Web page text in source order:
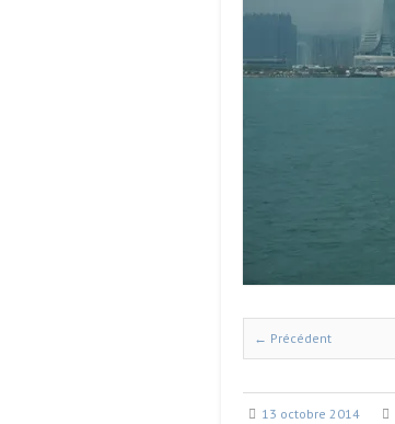
← Précédent
13 octobre 2014